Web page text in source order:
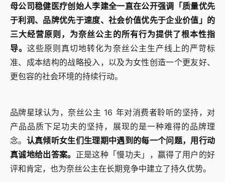
母公司稳健医疗创始人李建全一直在公开强调「质量优先
于利润、品牌优先于速度、社会价值优先于企业价值」的
三大经营原则，为奈丝公主的所有行为提供了根本性指
导。这些原则真切地转化为奈丝公主生产线上的严苛标
准、成本结构的战略投入，以及为女性创造一个更友好、
更包容的社会环境的持续行动。
品牌星球认为，奈丝公主 16 年对消费者聆听的坚持，对
产品品质下足功夫的坚持，展现的是一种难得的品牌理
念。 认真倾听女生们生理期中遇到的每一个问题，用行动
真诚地给出答案。 正是这种「慢功夫」，赢得了用户的好
评和肯定，也为奈丝公主在长期竞争中建立了持久优势。